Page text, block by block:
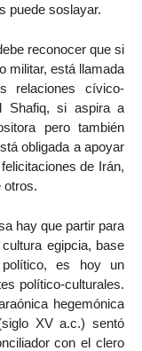
puede soslayar.
reconocer que si
militar, está llamada
relaciones cívico-
Shafiq, si aspira a
pero también
obligada a apoyar
de Irán,
otros.
hay que partir para
egipcia, base
es hoy un
político-culturales.
hegemónica
XV a.c.) sentó
con el clero